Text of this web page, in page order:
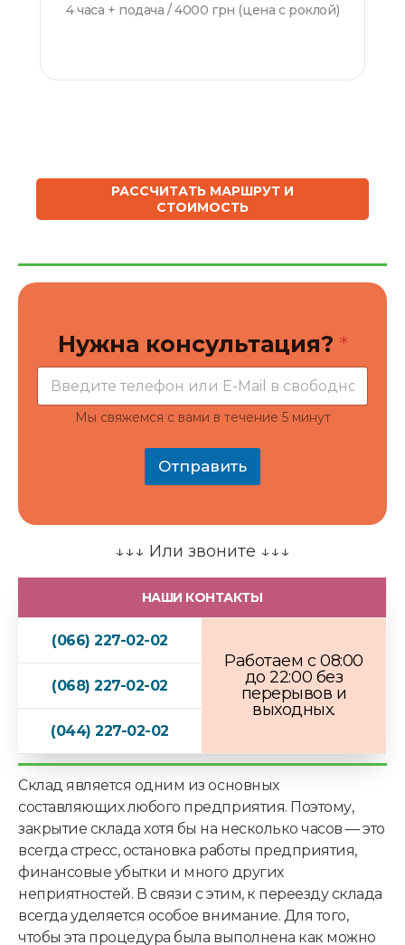
4 часа + подача /4000 грн (цена с роклой)
РАССЧИТАТЬ МАРШРУТ И
СТОИМОСТЬ
у
ж
н
а
к
н
с
у
ь
а
ц
и
я
?
Нужна консультация? *
Мы свяжемся с вами в течение 5 минут
Отправить
↓↓↓ Или звоните ↓↓↓
НАШИ КОНТАКТЫ
(066) 227-02-02
Работаем с 08:00
до 22:00 без
перерывов и
выходных.
(068) 227-02-02
(044) 227-02-02
Склад является одним из основных
составляющих любого предприятия. Поэтому,
закрытие склада хотя бы на несколько часов — это
всегда стресс, остановка работы предприятия,
финансовые убытки и много других
неприятностей. В связи с этим, к переезду склада
всегда уделяется особое внимание. Для того,
чтобы эта процедура была выполнена как можно